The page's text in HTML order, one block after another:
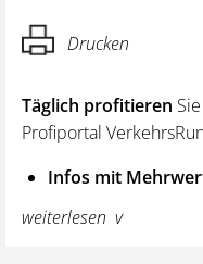
Drucken
Täglich profitieren
Profiportal
Infos mit
und
wie z. B. bei den
weiterlesen